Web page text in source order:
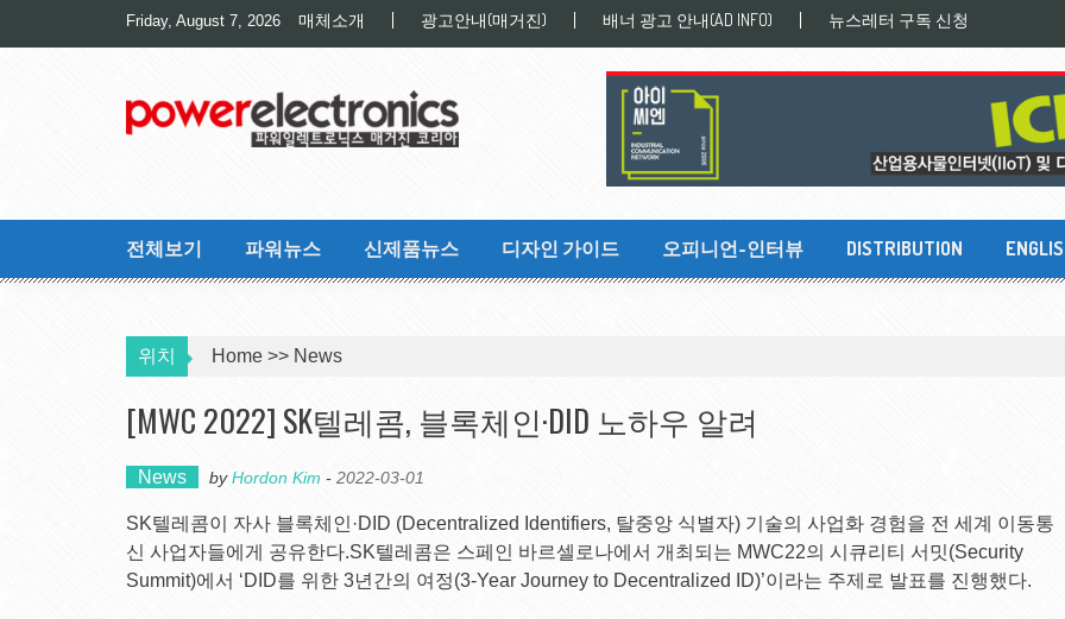
Friday, August 7, 2026 매체소개 광고안내(매거진) 배너 광고 안내(AD INFO) 뉴스레터 구독 신청
전체보기 파워뉴스 신제품뉴스 디자인 가이드 오피니언-인터뷰 DISTRIBUTION
위치 Home >> News
[MWC 2022] SK텔레콤, 블록체인·DID 노하우 알려
News byHordon Kim - 2022-03-01
SK텔레콤이 자사 블록체인·DID (Decentralized Identifiers, 탈중앙 식별자) 기술의 사업화 경험을 전 세계 이동통
신 사업자들에게 공유한다.SK텔레콤은 스페인 바르셀로나에서 개최되는 MWC22의 시큐리티 서밋(Security
Summit)에서 ‘DID를 위한 3년간의 여정(3-Year Journey to Decentralized ID)’이라는 주제로 발표를 진행했다.